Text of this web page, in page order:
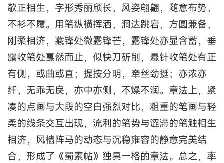
欹正相生，字形秀丽颀长，风姿翩翩，随意布势，
不衫不履。用笔纵横挥洒，洞达跳宕，方圆兼备，
刚柔相济，藏锋处微露锋芒，露锋处亦显含蓄，垂
露收笔处戛然而止，似快刀斫削，悬针收笔处有正
有侧，或曲或直；提按分明，牵丝劲挺；亦浓亦
纤，无乖无戾，亦中亦侧，不燥不润。章法上，紧
凑的点画与大段的空白强烈对比，粗重的笔画与轻
柔的线条交互出现，流利的笔势与涩滞的笔触相生
相济，风樯阵马的动态与沉稳雍容的静意完美结
合，形成了《蜀素帖》独具一格的章法。总之，率